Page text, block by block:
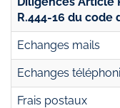
R.444-16 du code
Echanges mails
Echanges
Frais postaux